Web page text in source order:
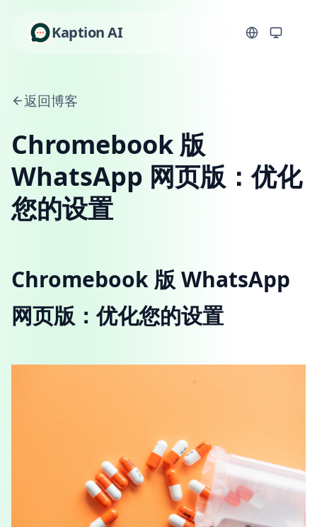
Kaption AI
返回博客
Chromebook 版
WhatsApp 网页版：优化
您的设置
Chromebook 版 WhatsApp
网页版：优化您的设置